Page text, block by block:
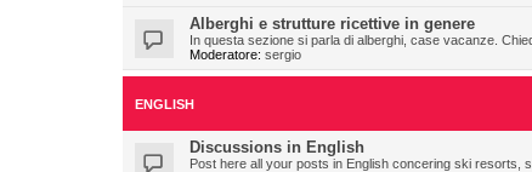
Alberghi e strutture ricettive in genere
In questa sezione si parla di alberghi, case vacanze.
Moderatore: sergio
ENGLISH
Discussions in English
Post here all your posts in English concering ski resorts,